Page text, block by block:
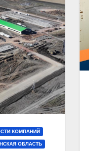
КОМПАНИЙ
ОБЛАСТЬ